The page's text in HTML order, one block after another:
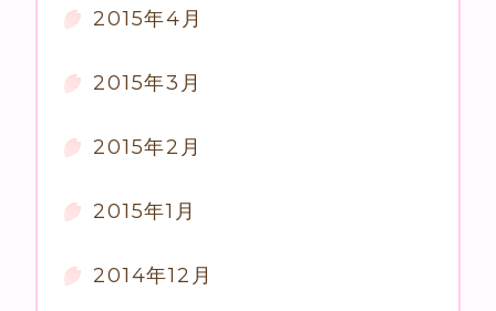
2015年4月
2015年3月
2015年2月
2015年1月
2014年12月